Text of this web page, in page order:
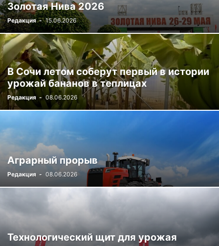
Золотая Нива 2026
Редакция - 15.06.2026
В Сочи летом соберут первый в истории
урожай бананов в теплицах
Редакция - 08.06.2026
Аграрный прорыв
Редакция - 08.06.2026
Технологический щит для урожая